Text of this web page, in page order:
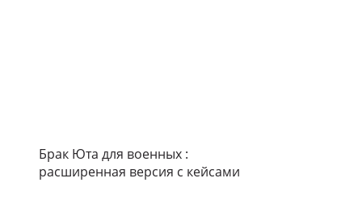
Брак Юта для военных :
расширенная версия с кейсами